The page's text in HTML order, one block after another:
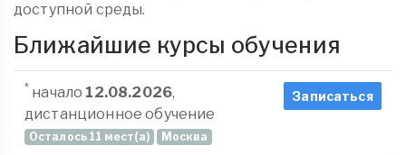
доступной среды.
Ближайшие курсы обучения
* начало 12.08.2026,
дистанционное обучение
Осталось 11 мест(а) Москва
Записаться